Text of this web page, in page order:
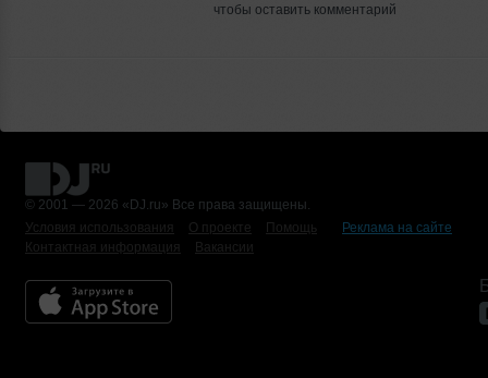
чтобы оставить комментарий
© 2001 — 2026 «DJ.ru» Все права защищены.
Условия использования
О проекте Помощь
Реклама на сайте
Контактная информация
Вакансии